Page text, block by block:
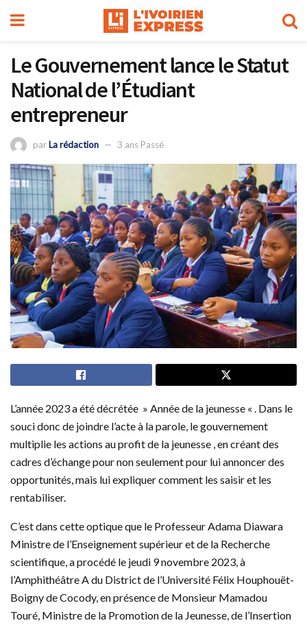
Le Gouvernement lance le Statut
National de l’Étudiant
entrepreneur
parLa rédaction 3 ans Passé
L’année 2023 a été décrétée » Année de la jeunesse « . Dans le
souci donc de joindre l’acte à la parole, le gouvernement
multiplie les actions au profit de la jeunesse , en créant des
cadres d’échange pour non seulement pour lui annoncer des
opportunités, mais lui expliquer comment les saisir et les
rentabiliser.
C’est dans cette optique que le Professeur Adama Diawara
Ministre de l’Enseignement supérieur et de la Recherche
scientifique, a procédé le jeudi 9 novembre 2023, à
l’Amphithéâtre A du District de l’Université Félix Houphouët-
Boigny de Cocody, en présence de Monsieur Mamadou
Touré, Ministre de la Promotion de la Jeunesse, de l’Insertion